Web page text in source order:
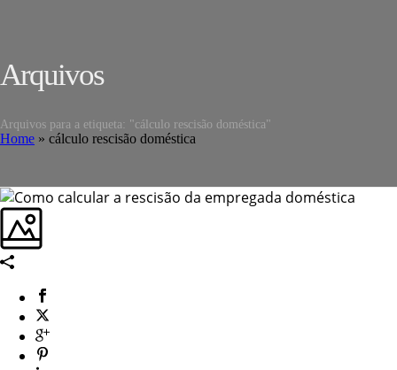
Arquivos
Arquivos para a etiqueta: "cálculo rescisão doméstica"
Home » cálculo rescisão doméstica